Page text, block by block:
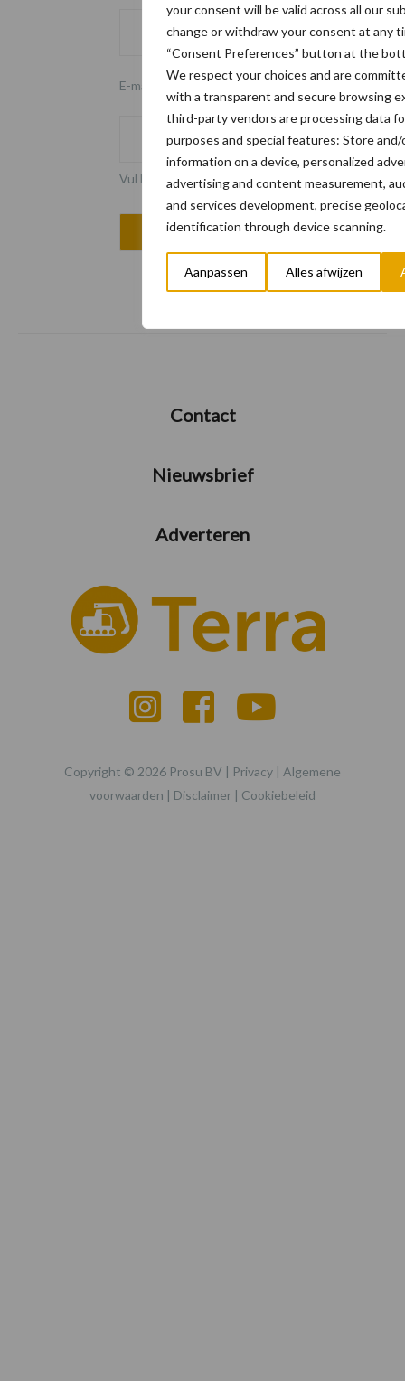
your consent will be valid across all our
change or withdraw your consent at any
“Consent Preferences” button at the
We respect your choices and are
with a transparent and secure browsing
third-party vendors are processing data
purposes and special features: Store and/
information on a device, personalized
advertising and content measurement,
and services development, precise
identification through device scanning.
Aanpassen Alles afwijzen
E-mailadres
Vul hier uw e-mailadres in
Contact
Nieuwsbrief
Adverteren
Copyright © 2026 Prosu BV | Privacy | Algemene
voorwaarden | Disclaimer | Cookiebeleid